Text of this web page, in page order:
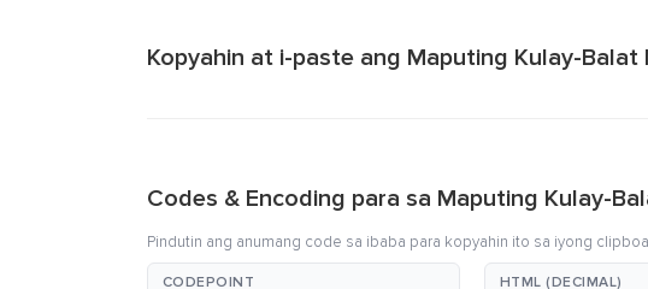
Kopyahin at i-paste ang Maputing Kulay-Balat
Codes & Encoding para sa Maputing Kulay-
Pindutin ang anumang code sa ibaba para kopyahin ito sa iyong
CODEPOINT HTML (DECIMAL)